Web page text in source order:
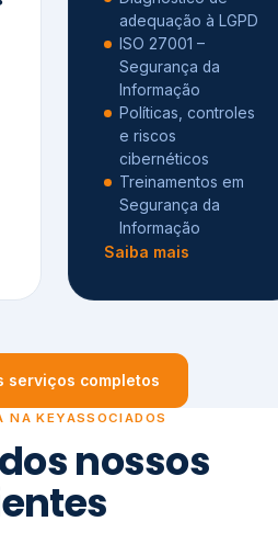
adequação à LGPD
ISO 27001 –
Segurança da
Informação
Políticas, controles
e riscos
cibernéticos
Treinamentos em
Segurança da
Informação
Saiba mais
serviços completos
NA KEYASSOCIADOS
nossos